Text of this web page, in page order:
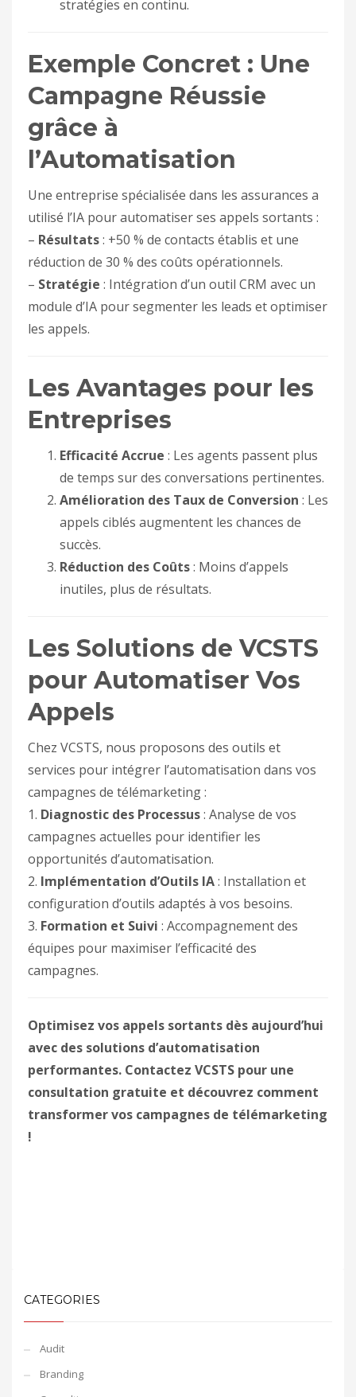
stratégies en continu.
Exemple Concret : Une
Campagne Réussie
grâce à
l’Automatisation
Une entreprise spécialisée dans les assurances a
utilisé l’IA pour automatiser ses appels sortants :
– Résultats: +50 % de contacts établis et une
réduction de 30 % des coûts opérationnels.
– Stratégie : Intégration d’un outil CRM avec un
module d’IA pour segmenter les leads et optimiser
les appels.
Les Avantages pour les
Entreprises
Efficacité Accrue : Les agents passent plus
de temps sur des conversations pertinentes.
Amélioration des Taux de Conversion : Les
appels ciblés augmentent les chances de
succès.
Réduction des Coûts: Moins d’appels
inutiles, plus de résultats.
Les Solutions de VCSTS
pour Automatiser Vos
Appels
Chez VCSTS, nous proposons des outils et
services pour intégrer l’automatisation dans vos
campagnes de télémarketing :
1. Diagnostic des Processus: Analyse de vos
campagnes actuelles pour identifier les
opportunités d’automatisation.
2. Implémentation d’Outils IA: Installation et
configuration d’outils adaptés à vos besoins.
3. Formation et Suivi : Accompagnement des
équipes pour maximiser l’efficacité des
campagnes.
Optimisez vos appels sortants dès aujourd’hui
avec des solutions d’automatisation
performantes. Contactez VCSTS pour une
consultation gratuite et découvrez comment
transformer vos campagnes de télémarketing
!
CATEGORIES
Audit
Branding